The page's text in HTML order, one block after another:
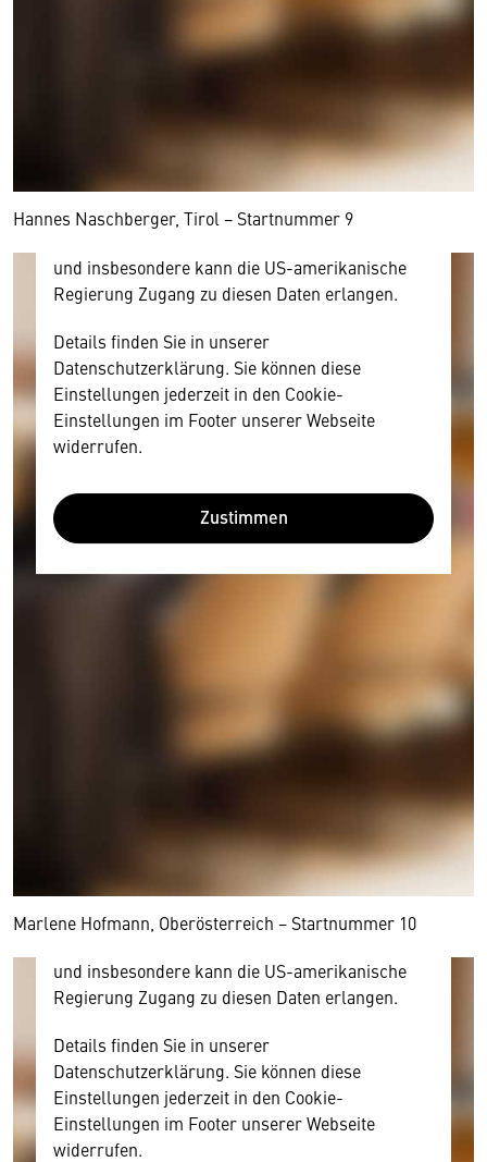
Hannes Naschberger, Tirol − Startnummer 9
Wir benötigen Ihre Zustimmung
Hier würden wir Ihnen gerne einen externen
personenbezogene technische Daten zu Geräten
und Nutzerverhalten mitunter mit US-
amerikanischen Anbietern austauscht.
Diese Daten unterliegen keinem dem EU-
und insbesondere kann die US-amerikanische
Regierung Zugang zu diesen Daten erlangen.
Details finden Sie in unserer
Datenschutzerklärung. Sie können diese
Einstellungen jederzeit in den Cookie-
Einstellungen im Footer unserer Webseite
widerrufen.
Zustimmen
Marlene Hofmann, Oberösterreich − Startnummer 10
Wir benötigen Ihre Zustimmung
Hier würden wir Ihnen gerne einen externen
personenbezogene technische Daten zu Geräten
und Nutzerverhalten mitunter mit US-
amerikanischen Anbietern austauscht.
Diese Daten unterliegen keinem dem EU-
und insbesondere kann die US-amerikanische
Regierung Zugang zu diesen Daten erlangen.
Details finden Sie in unserer
Datenschutzerklärung. Sie können diese
Einstellungen jederzeit in den Cookie-
Einstellungen im Footer unserer Webseite
widerrufen.